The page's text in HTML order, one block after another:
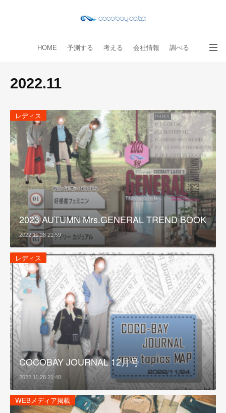
HOME 予測する 考える 会社情報 調べる
2022.11
レディス
2023 AUTUMN Mrs.GENERAL TREND BOOK
2022.11.28 21:59
レディス
COCOBAY JOURNAL 12月号
2022.11.28 21:48
WEBメディア掲載